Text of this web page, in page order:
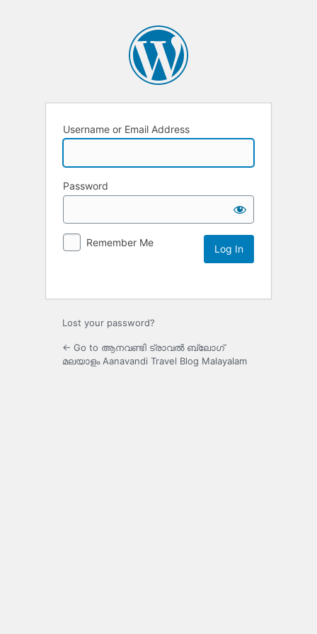
Username or Email Address
Password
Remember Me
Lost your password?
← Go to ആനവണ്ടി ട്രാവൽ ബ്ലോഗ്
മലയാളം Aanavandi Travel Blog Malayalam